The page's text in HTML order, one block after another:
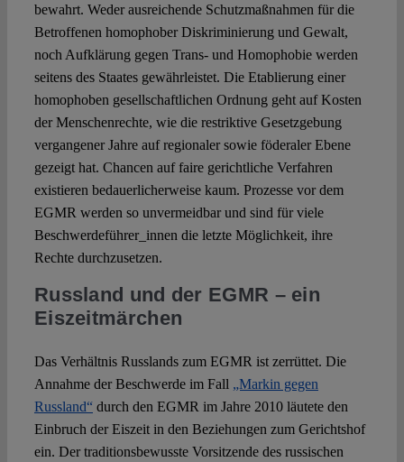
bewahrt. Weder ausreichende Schutzmaßnahmen für die
Betroffenen homophober Diskriminierung und Gewalt,
noch Aufklärung gegen Trans- und Homophobie werden
seitens des Staates gewährleistet. Die Etablierung einer
homophoben gesellschaftlichen Ordnung geht auf Kosten
der Menschenrechte, wie die restriktive Gesetzgebung
vergangener Jahre auf regionaler sowie föderaler Ebene
gezeigt hat. Chancen auf faire gerichtliche Verfahren
existieren bedauerlicherweise kaum. Prozesse vor dem
EGMR werden so unvermeidbar und sind für viele
Beschwerdeführer_innen die letzte Möglichkeit, ihre
Rechte durchzusetzen.
Russland und der EGMR – ein
Eiszeitmärchen
Das Verhältnis Russlands zum EGMR ist zerrüttet. Die
Annahme der Beschwerde im Fall „Markin gegen
Russland“durch den EGMR im Jahre 2010 läutete den
Einbruch der Eiszeit in den Beziehungen zum Gerichtshof
ein. Der traditionsbewusste Vorsitzende des russischen